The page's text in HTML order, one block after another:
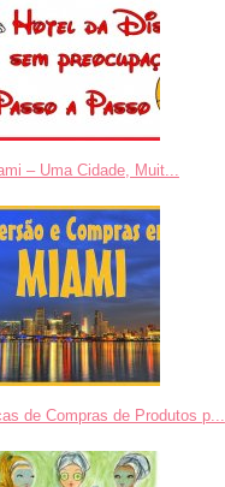
– Uma Cidade, Muit...
de Compras de Produtos p...